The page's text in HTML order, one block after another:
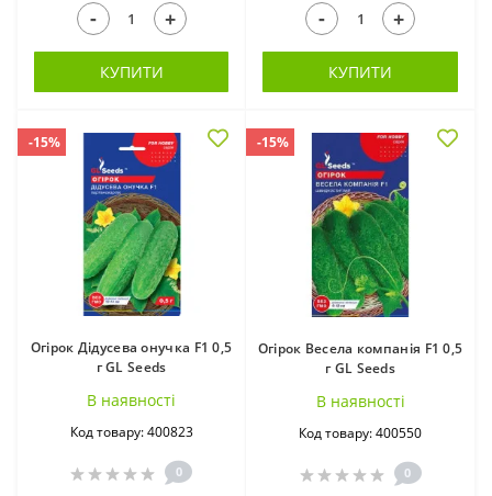
- +
КУПИТИ
- +
КУПИТИ
-15%
Огірок Дідусева онучка F1 0,5
г GL Seeds
В наявностi
Код товару: 400823
0
-15%
Огірок Весела компанія F1 0,5
г GL Seeds
В наявностi
Код товару: 400550
0